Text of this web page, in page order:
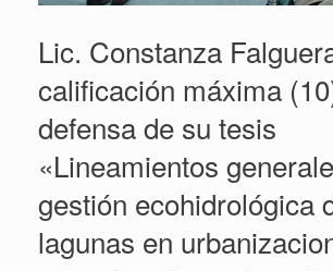
Lic. Constanza
calificación máxima
defensa de su tesis
«Lineamientos
gestión ecohidrológica
lagunas en